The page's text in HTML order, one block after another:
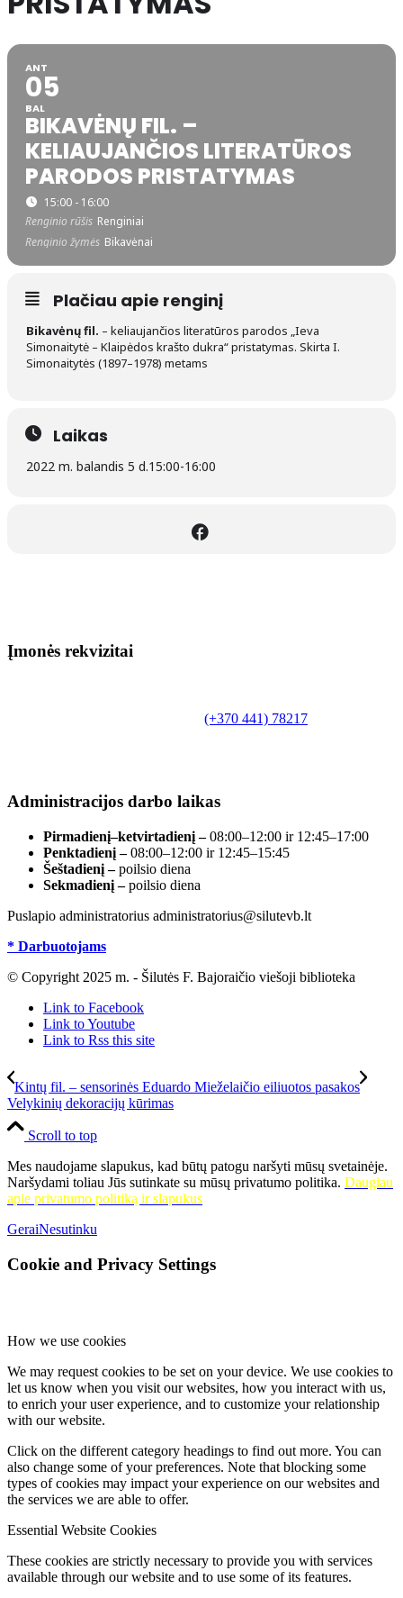
ANT
05
BAL
BIKAVĖNŲ FIL. –
KELIAUJANČIOS LITERATŪROS
PARODOS PRISTATYMAS
15:00 - 16:00
Renginio rūšis Renginiai
Renginio žymės Bikavėnai
Plačiau apie renginį
Bikavėnų fil. – keliaujančios literatūros parodos „Ieva
Simonaitytė – Klaipėdos krašto dukra“ pristatymas. Skirta I.
Simonaitytės (1897–1978) metams
Laikas
2022 m. balandis 5 d.15:00-16:00
Įmonės rekvizitai
(+370 441) 78217
Administracijos darbo laikas
Pirmadienį–ketvirtadienį –08:00–12:00 ir 12:45–17:00
Penktadienį –08:00–12:00 ir 12:45–15:45
Šeštadienį –poilsio diena
Sekmadienį –poilsio diena
Puslapio administratorius administratorius@silutevb.lt
* Darbuotojams
© Copyright 2025 m. - Šilutės F. Bajoraičio viešoji biblioteka
Link to Facebook
Link to Youtube
Link to Rss this site
Kintų fil. – sensorinės Eduardo Mieželaičio eiliuotos pasakos
Velykinių dekoracijų kūrimas
Scroll to top
Mes naudojame slapukus, kad būtų patogu naršyti mūsų svetainėje.
Naršydami toliau Jūs sutinkate su mūsų privatumo politika. Daugiau
apie privatumo politiką ir slapukus
GeraiNesutinku
Cookie and Privacy Settings
How we use cookies
We may request cookies to be set on your device. We use cookies to
let us know when you visit our websites, how you interact with us,
to enrich your user experience, and to customize your relationship
with our website.
Click on the different category headings to find out more. You can
also change some of your preferences. Note that blocking some
types of cookies may impact your experience on our websites and
the services we are able to offer.
Essential Website Cookies
These cookies are strictly necessary to provide you with services
available through our website and to use some of its features.